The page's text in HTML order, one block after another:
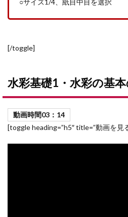
○サイズ1/4、紙目中目を選択
[/toggle]
水彩基礎1・水彩の基
動画時間03：14
[toggle heading=”h5″ title=”動画を見